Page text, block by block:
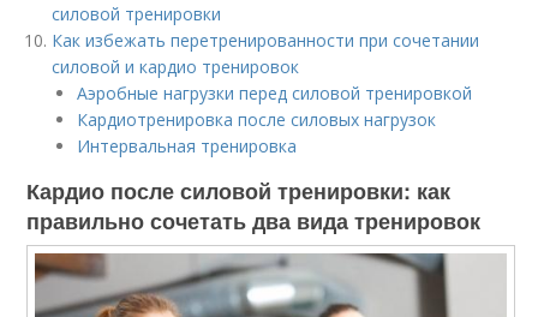
силовой тренировки
Как избежать перетренированности при сочетании
силовой и кардио тренировок
Аэробные нагрузки перед силовой тренировкой
Кардиотренировка после силовых нагрузок
Интервальная тренировка
Кардио после силовой тренировки: как
правильно сочетать два вида тренировок